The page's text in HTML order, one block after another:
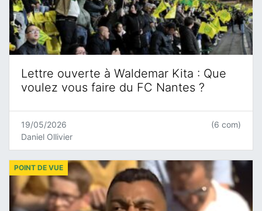
Lettre ouverte à Waldemar Kita : Que
voulez vous faire du FC Nantes ?
19/05/2026
Daniel Ollivier
(6 com)
POINT DE VUE